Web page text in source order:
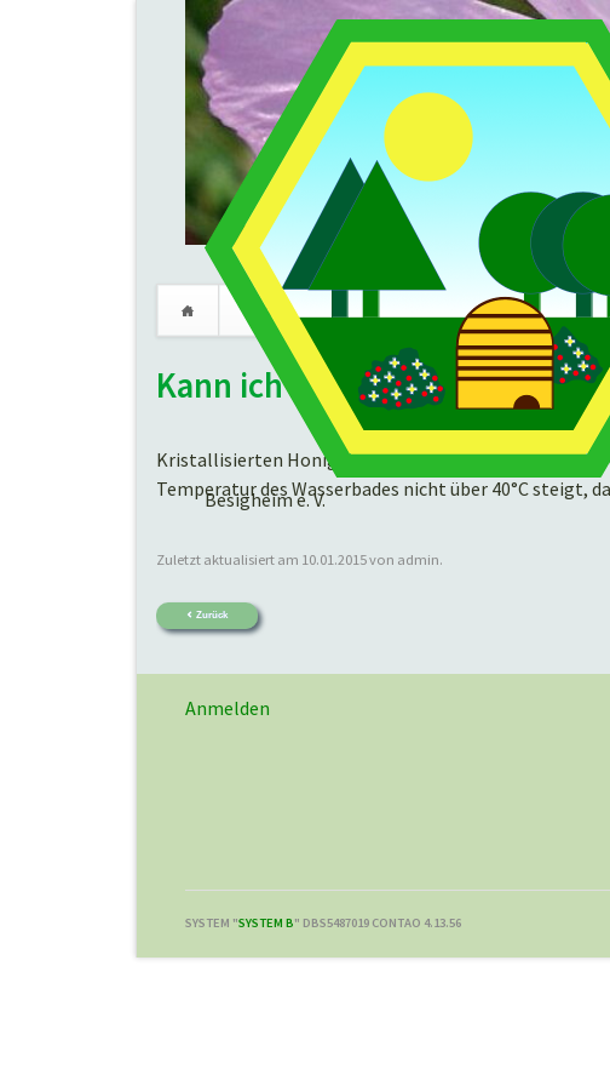
Besigheim e. V.
Verein Termine
überspringen
Kann ich kristallisierten
Kristallisierten Honig kann man wieder verflüssigen,
Temperatur des Wasserbades nicht über 40°C steigt,
Zuletzt aktualisiert am 10.01.2015 von admin.
Zurück
Anmelden
SYSTEM "SYSTEM B" DBS5487019 CONTAO 4.13.56